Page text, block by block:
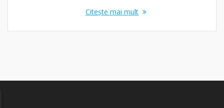
Citește mai mult